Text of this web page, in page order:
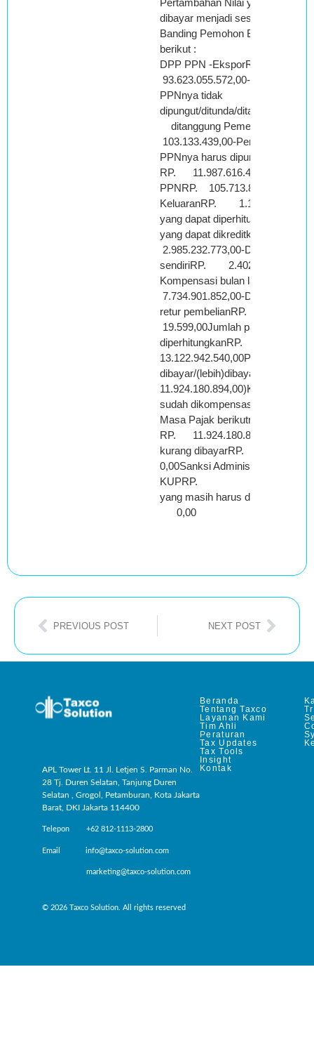
Pertambahan Nilai yang masih
dibayar menjadi sesuai dengan
Banding Pemohon Banding,
berikut :
DPP PPN -EksporRP.
93.623.055.572,00-Penyerahan
PPNnya tidak
dipungut/ditunda/ditangguhkan/
ditanggung
103.133.439,00-Penyerahan
PPNnya harus dipungut
RP. 11.987.616.417,00Jumlah
PPNRP.
KeluaranRP.
yang dapat diperhitungkan-Pajak
yang dapat dikreditkanRP.
2.985.232.773,00-Dibayar
sendiriRP. 2.402.827.514,00-
Kompensasi bulan laluRP.
7.734.901.852,00-Dikurangi
retur pembelianRP.
19.599,00Jumlah pajak yang
diperhitungkanRP.
13.122.942.540,00PPN yang
dibayar/(lebih)dibayar(RP.
11.924.180.894,00)Kelebihan
sudah dikompensasikan ke
Masa Pajak berikutnya
RP. 11.924.180.894,00PPN
kurang
0,00Sanksi Administrasi : Pasal
KUPRP.
yang masih harus
0,00
PREVIOUS POST NEXT POST
APL Tower Lt. 11 Jl. Letjen S. Parman No.
28 Tj. Duren Selatan, Tanjung Duren
Selatan , Grogol, Petamburan, Kota Jakarta
Barat, DKI Jakarta 114400
Telepon +62 812-1113-2800
Email info@taxco-solution.com
marketing@taxco-solution.com
© 2026 Taxco Solution. All rights reserved
Beranda
Tentang Taxco
Layanan Kami
Tim Ahli
Peraturan
Tax Updates
Tax Tools
Insight
Kontak